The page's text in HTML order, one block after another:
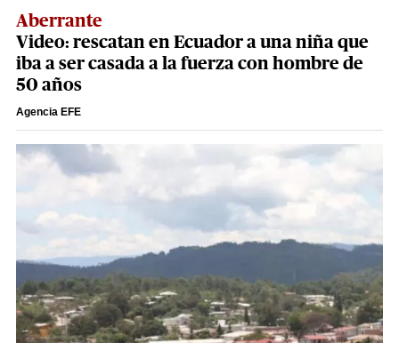
Aberrante
Video: rescatan en Ecuador a una niña que
iba a ser casada a la fuerza con hombre de
50 años
Agencia EFE